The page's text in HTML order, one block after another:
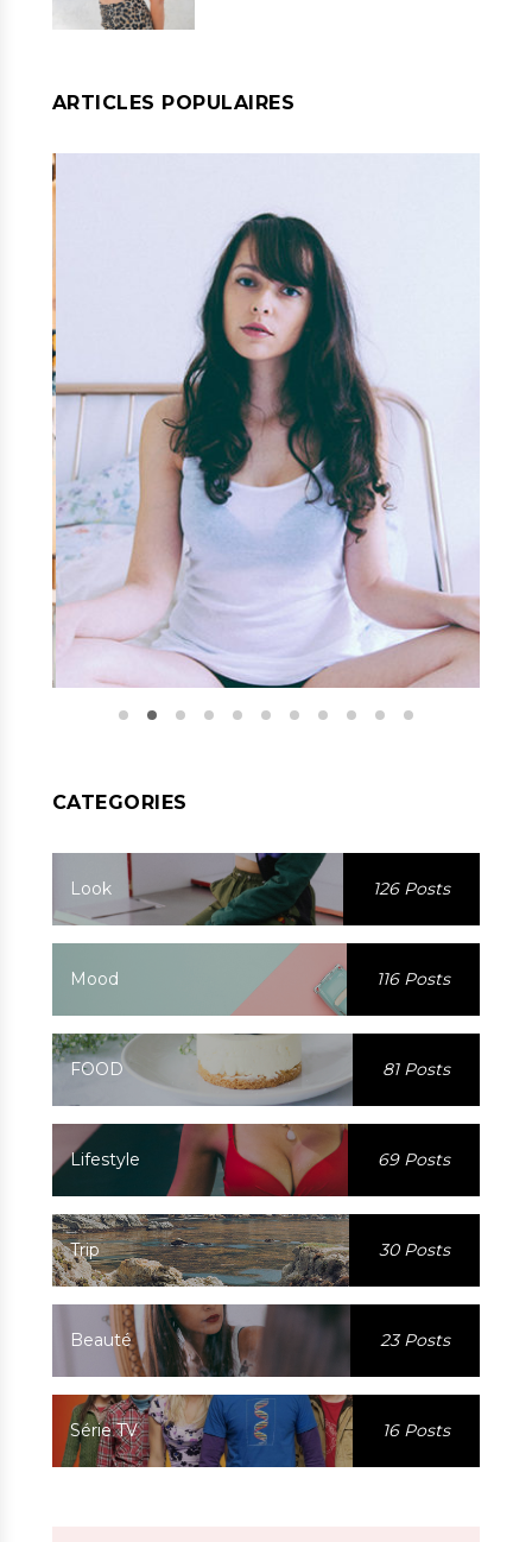
ARTICLES POPULAIRES
CATEGORIES
Look 126 Posts
Mood 116 Posts
FOOD 81 Posts
Lifestyle 69 Posts
Trip 30 Posts
Beauté 23 Posts
Série TV 16 Posts